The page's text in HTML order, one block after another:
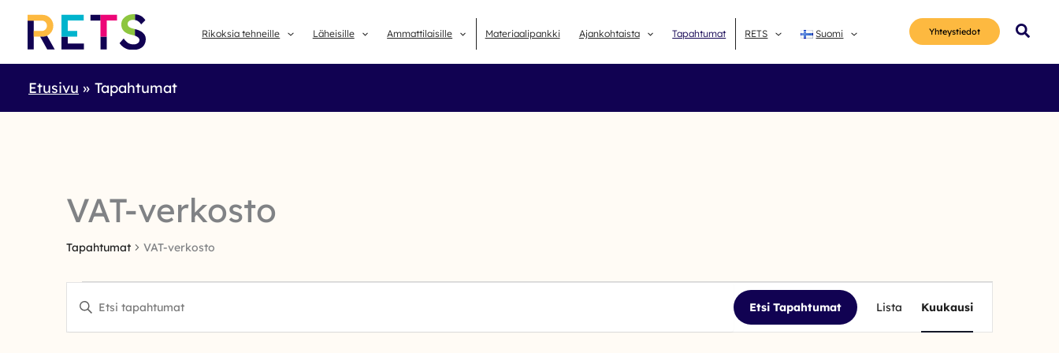
Skip
content
Rikoksia tehneille Läheisille Ammattilaisille Materiaalipankki Ajankohtaista Tapahtumat RETS Suomi Yhteys­tiedot Hae
Etusivu Tapahtumat
VAT-verkosto
Tapahtumat VAT-verkosto
Etsi
aja
Syötä
hakusana.
Etsi
Etsi Tapahtumat
Views
Navigation
Lista Kuukausi